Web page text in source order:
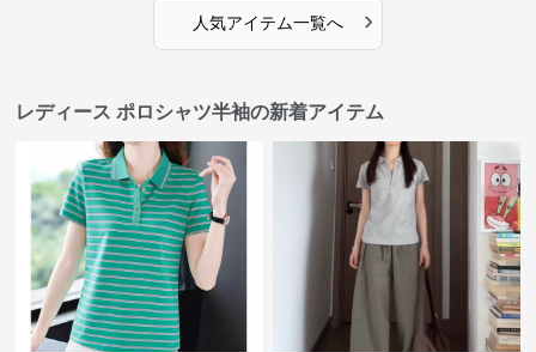
人気アイテム一覧へ ›
レディース ポロシャツ半袖の新着アイテム